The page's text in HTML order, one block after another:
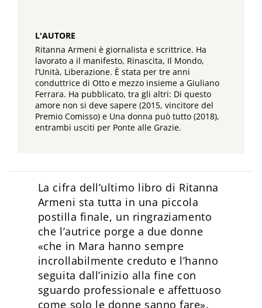
L'AUTORE
Ritanna Armeni è giornalista e scrittrice. Ha
lavorato a il manifesto, Rinascita, Il Mondo,
l’Unità, Liberazione. È stata per tre anni
conduttrice di Otto e mezzo insieme a Giuliano
Ferrara. Ha pubblicato, tra gli altri: Di questo
amore non si deve sapere (2015, vincitore del
Premio Comisso) e Una donna può tutto (2018),
entrambi usciti per Ponte alle Grazie.
La cifra dell’ultimo libro di Ritanna
Armeni sta tutta in una piccola
postilla finale, un ringraziamento
che l’autrice porge a due donne
«che in Mara hanno sempre
incrollabilmente creduto e l’hanno
seguita dall’inizio alla fine con
sguardo professionale e affettuoso
come solo le donne sanno fare».